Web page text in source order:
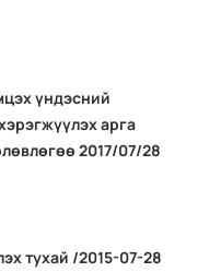
үндэсний
арга
2017/07/28
тухай /2015-07-28